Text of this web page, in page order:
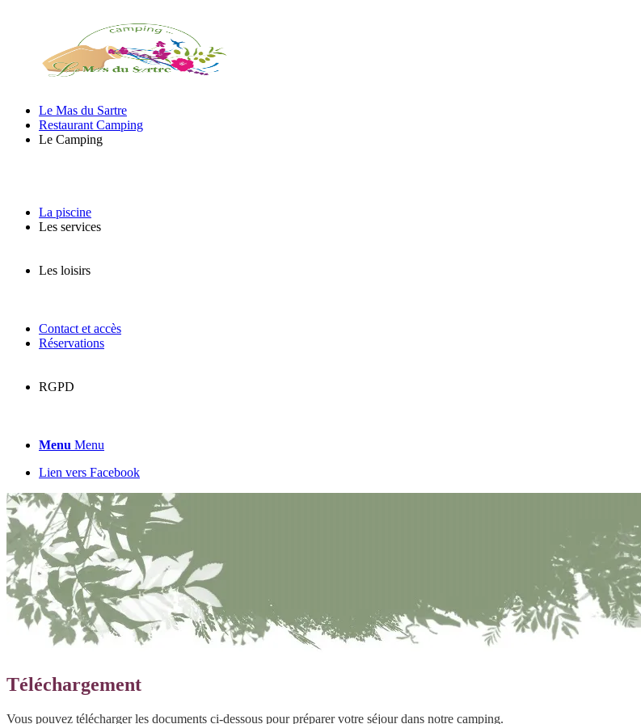
Le Mas du Sartre
Restaurant Camping
Le Camping
La piscine
Les services
Les loisirs
Contact et accès
Réservations
RGPD
Menu Menu
Lien vers Facebook
Téléchargement
Vous pouvez télécharger les documents ci-dessous pour préparer votre séjour dans notre camping.